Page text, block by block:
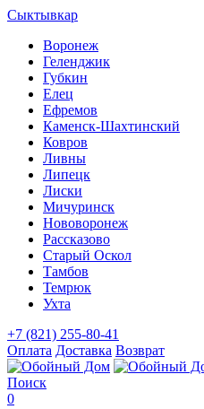
Сыктывкар
Воронеж
Геленджик
Губкин
Елец
Ефремов
Каменск-Шахтинский
Ковров
Ливны
Липецк
Лиски
Мичуринск
Нововоронеж
Рассказово
Старый Оскол
Тамбов
Темрюк
Ухта
+7 (821) 255-80-41
Оплата Доставка Возврат
Поиск
0